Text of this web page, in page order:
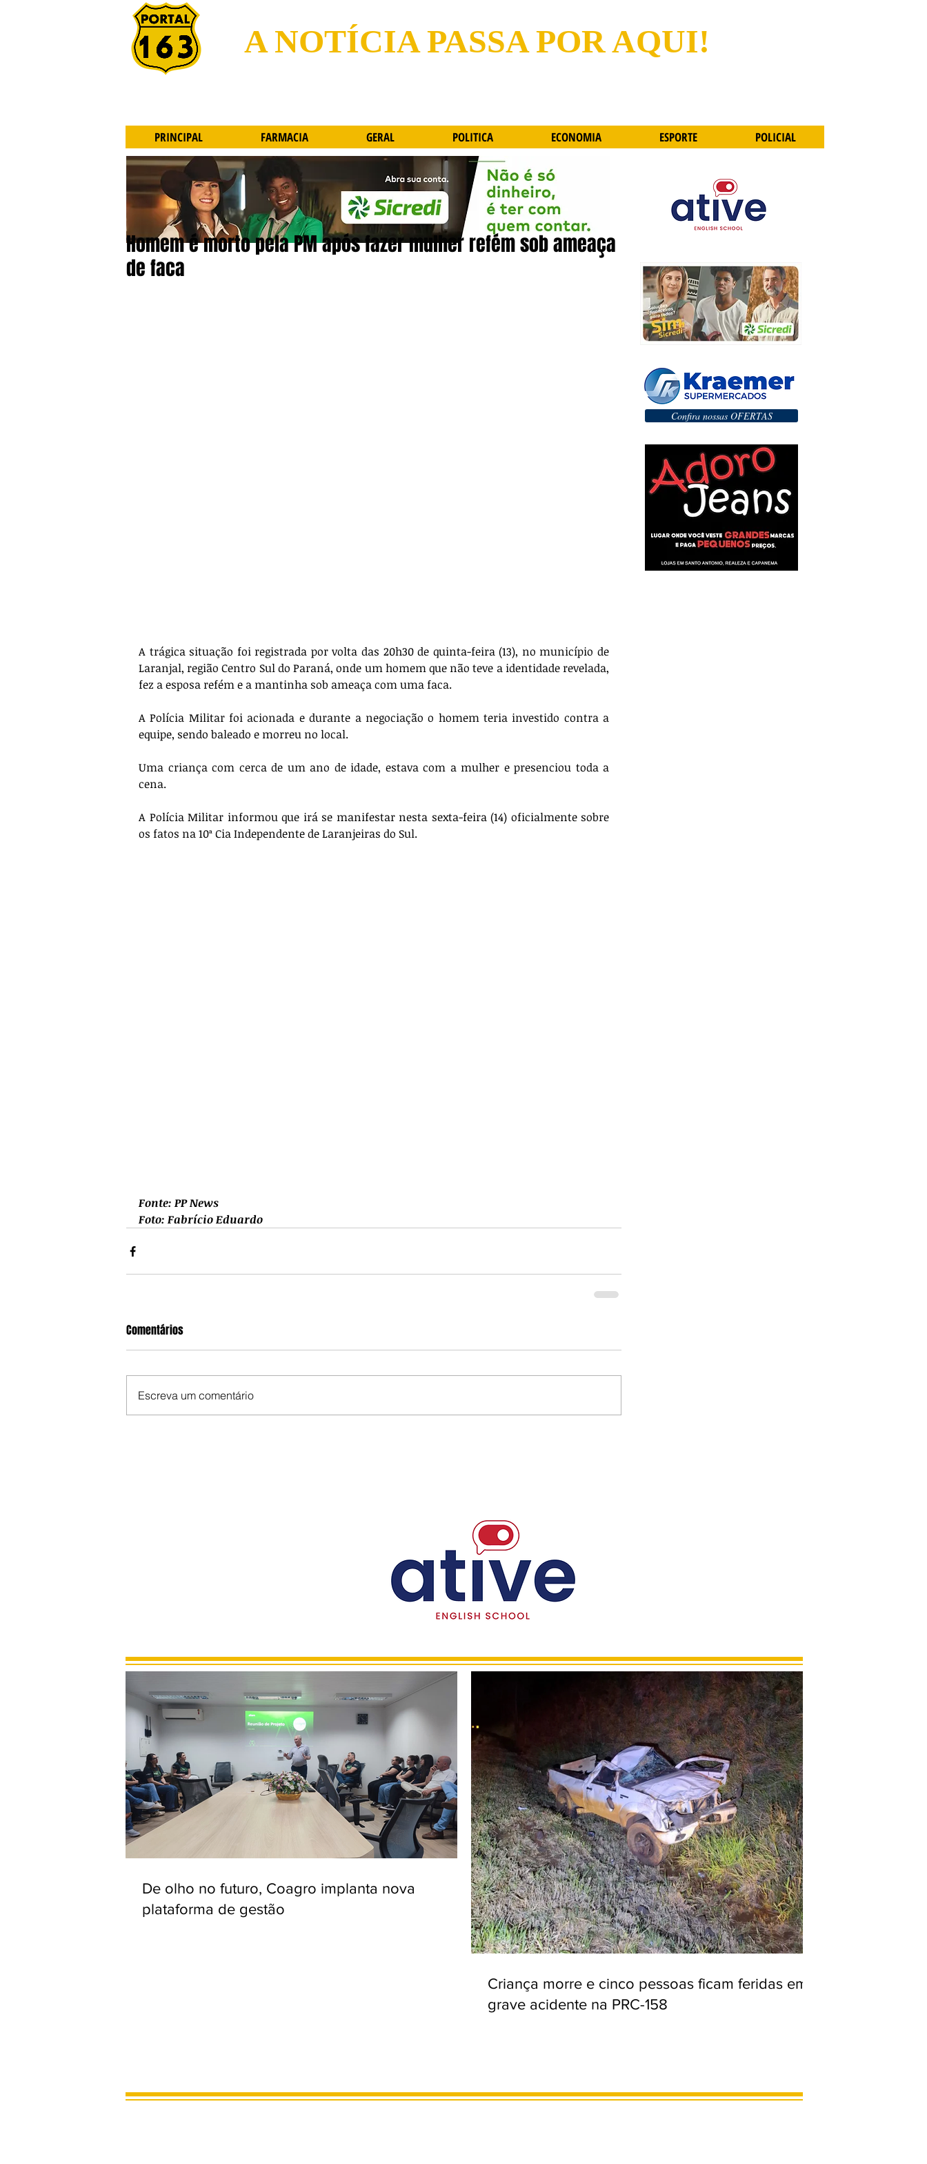
A NOTÍCIA PASSA POR AQUI!
Homem é morto pela PM após fazer mulher refém sob ameaça
de faca
A trágica situação foi registrada por volta das 20h30 de quinta-feira (13), no município de
Laranjal, região Centro Sul do Paraná, onde um homem que não teve a identidade revelada,
fez a esposa refém e a mantinha sob ameaça com uma faca.
A Polícia Militar foi acionada e durante a negociação o homem teria investido contra a
equipe, sendo baleado e morreu no local.
Uma criança com cerca de um ano de idade, estava com a mulher e presenciou toda a
cena.
A Polícia Militar informou que irá se manifestar nesta sexta-feira (14) oficialmente sobre
os fatos na 10ª Cia Independente de Laranjeiras do Sul.
Fonte: PP News
Foto: Fabrício Eduardo
Comentários
Escreva um comentário
Confira nossas OFERTAS
De olho no futuro, Coagro implanta nova
plataforma de gestão
Criança morre e cinco pessoas ficam feridas em
grave acidente na PRC-158
PRINCIPAL FARMACIA GERAL POLITICA ECONOMIA ESPORTE POLICIAL